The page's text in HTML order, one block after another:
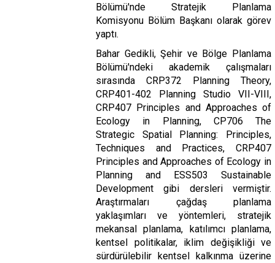
Bölümü'nde Stratejik Planlama
Komisyonu Bölüm Başkanı olarak görev
yaptı.
Bahar Gedikli, Şehir ve Bölge Planlama
Bölümü'ndeki akademik çalışmaları
sırasında CRP372 Planning Theory,
CRP401-402 Planning Studio VII-VIII,
CRP407 Principles and Approaches of
Ecology in Planning, CP706 The
Strategic Spatial Planning: Principles,
Techniques and Practices, CRP407
Principles and Approaches of Ecology in
Planning and ESS503 Sustainable
Development gibi dersleri vermiştir.
Araştırmaları çağdaş planlama
yaklaşımları ve yöntemleri, stratejik
mekansal planlama, katılımcı planlama,
kentsel politikalar, iklim değişikliği ve
sürdürülebilir kentsel kalkınma üzerine